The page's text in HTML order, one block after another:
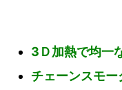
3Ｄ加熱で均一
チェーンスモー